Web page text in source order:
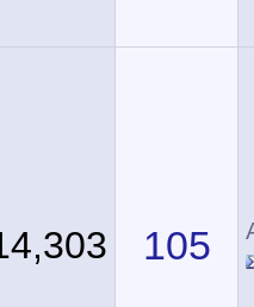
105
214,303